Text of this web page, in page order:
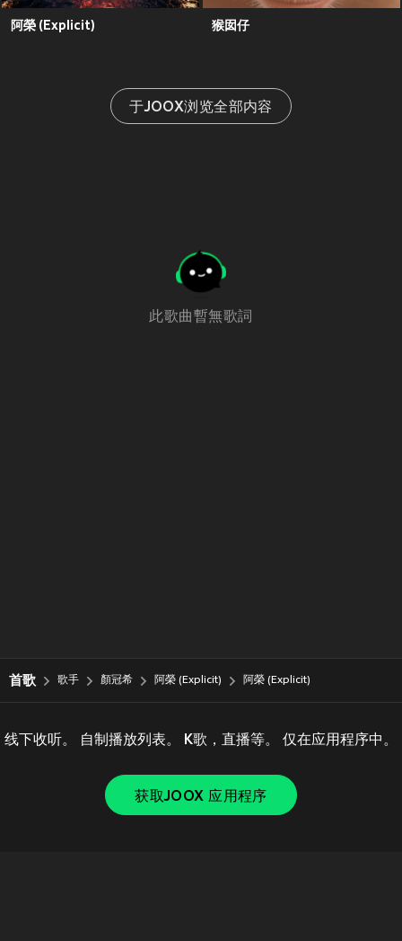
阿榮 (Explicit) 猴囡仔
于JOOX浏览全部内容
此歌曲暫無歌詞
首歌 歌手 顏冠希 阿榮 (Explicit) 阿榮 (Explicit)
线下收听。 自制播放列表。 K歌，直播等。 仅在应用程序中。
获取JOOX 应用程序